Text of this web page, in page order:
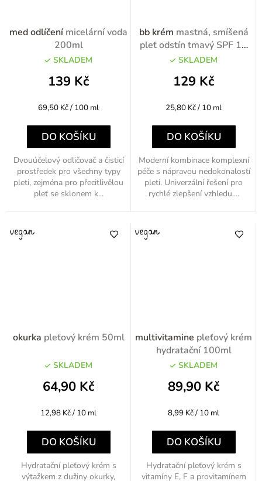
med odlíčenímicelární voda
200ml
SKLADEM
139 Kč
Měrná
69,50 Kč / 100 ml
DO KOŠÍKU
Dvouúčelový odličovač a čisticí
prostředek pro všechny typy
pleti, zejména pro přecitlivělou
pleť se sklonem k...
bb krém mastná, smíšená
pleť odstín tmavý SPF 15
50ml
SKLADEM
129 Kč
Měrná
25,80 Kč / 10 ml
DO KOŠÍKU
Moderní kombinace komplexní
péče s nápravou nedokonalostí
pleti. Univerzální řešení pro
rychlé zlepšení vzhledu....
okurka pleťový krém 50ml
SKLADEM
64,90 Kč
Měrná
12,98 Kč / 10 ml
DO KOŠÍKU
Hydratační pleťový krém s
výtažkem z dužiny okurky,
multivitamine pleťový krém
hydratační 100ml
SKLADEM
89,90 Kč
Měrná
8,99 Kč / 10 ml
DO KOŠÍKU
Hydratační pleťový krém s
vitamíny E, F a provitamínem